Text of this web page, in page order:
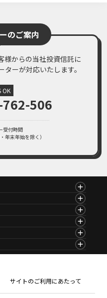
状維持を決定」
PDF・269KB
なる利下げを決定」
金融市場は不安定な展開に」
のご案内
様からの当社投資信託に
ーが対応いたします。
OK
506
受付時間
年末年始を除く）
有無について
ド 購入・換金手数料
サイトのご利用にあたって